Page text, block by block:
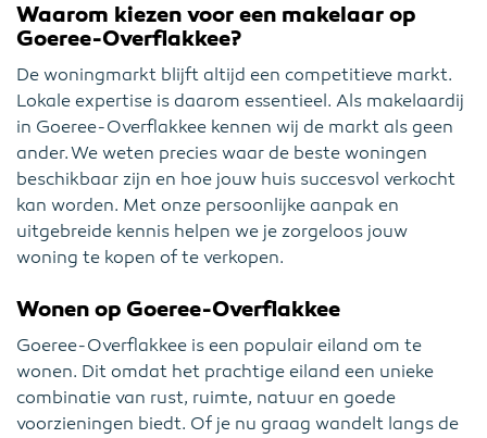
Waarom kiezen voor een makelaar op
Goeree-Overflakkee?
De woningmarkt blijft altijd een competitieve markt.
Lokale expertise is daarom essentieel. Als makelaardij
in Goeree-Overflakkee kennen wij de markt als geen
ander. We weten precies waar de beste woningen
beschikbaar zijn en hoe jouw huis succesvol verkocht
kan worden. Met onze persoonlijke aanpak en
uitgebreide kennis helpen we je zorgeloos jouw
woning te kopen of te verkopen.
Wonen op Goeree-Overflakkee
Goeree-Overflakkee is een populair eiland om te
wonen. Dit omdat het prachtige eiland een unieke
combinatie van rust, ruimte, natuur en goede
voorzieningen biedt. Of je nu graag wandelt langs de